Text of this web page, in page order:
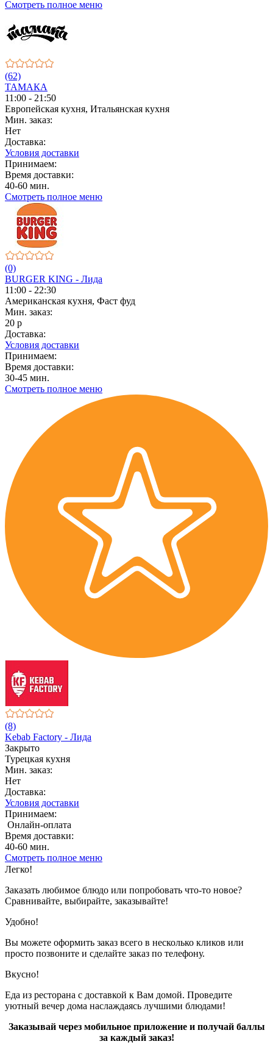
Смотреть полное меню
(62)
ТАМАКА
11:00 - 21:50
Европейская кухня, Итальянская кухня
Мин. заказ:
Нет
Доставка:
Условия доставки
Принимаем:
Время доставки:
40-60 мин.
Смотреть полное меню
(0)
BURGER KING - Лида
11:00 - 22:30
Американская кухня, Фаст фуд
Мин. заказ:
20 р
Доставка:
Условия доставки
Принимаем:
Время доставки:
30-45 мин.
Смотреть полное меню
(8)
Kebab Factory - Лида
Закрыто
Турецкая кухня
Мин. заказ:
Нет
Доставка:
Условия доставки
Принимаем:
Онлайн-оплата
Время доставки:
40-60 мин.
Смотреть полное меню
Показано с 1 по 10 из 10 (всего 1 страниц)
Легко!
Заказать любимое блюдо или попробовать что-то новое?
Сравнивайте, выбирайте, заказывайте!
Удобно!
Вы можете оформить заказ всего в несколько кликов или
просто позвоните и сделайте заказ по телефону.
Вкусно!
Еда из ресторана с доставкой к Вам домой. Проведите
уютный вечер дома наслаждаясь лучшими блюдами!
Заказывай через мобильное приложение и получай баллы
за каждый заказ!